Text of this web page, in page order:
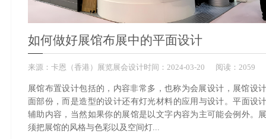
如何做好展馆布展中的平面设计
来源： 卡恩（香港）展览展会设计时间： 2024-03-20 阅读：2059
展馆布置设计包括的，内容非常多，也称为会展设计，展馆设
面部份，而是造型的设计还有灯光材料的应用与设计。平面设
辅助内容，当然如果你的展馆是以文字内容为主可能会例外。
须把展馆的风格与色彩以及空间灯...